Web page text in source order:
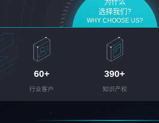
选择我们?
WHY CHOOSE US?
60+
行业客户
390+
知识产权